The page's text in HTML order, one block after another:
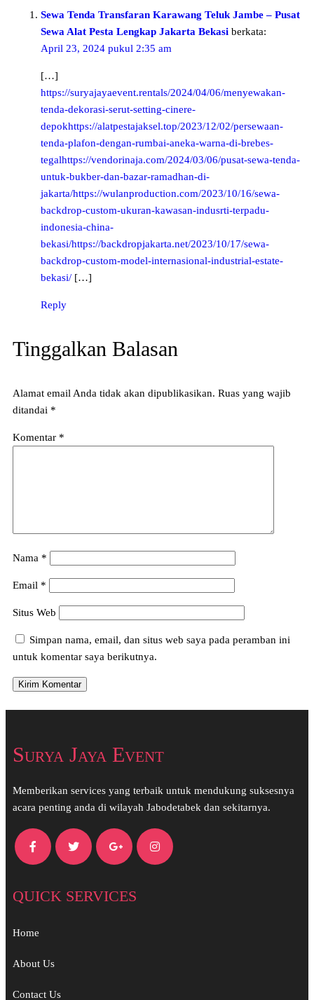
Sewa Tenda Transfaran Karawang Teluk Jambe – Pusat
Sewa Alat Pesta Lengkap Jakarta Bekasi berkata:
April 23, 2024 pukul 2:35 am
[…]
https://suryajayaevent.rentals/2024/04/06/menyewakan-
tenda-dekorasi-serut-setting-cinere-
depokhttps://alatpestajaksel.top/2023/12/02/persewaan-
tenda-plafon-dengan-rumbai-aneka-warna-di-brebes-
tegalhttps://vendorinaja.com/2024/03/06/pusat-sewa-tenda-
untuk-bukber-dan-bazar-ramadhan-di-
jakarta/https://wulanproduction.com/2023/10/16/sewa-
backdrop-custom-ukuran-kawasan-indusrti-terpadu-
indonesia-china-
bekasi/https://backdropjakarta.net/2023/10/17/sewa-
backdrop-custom-model-internasional-industrial-estate-
bekasi/ […]
Reply
Tinggalkan Balasan
Alamat email Anda tidak akan dipublikasikan. Ruas yang wajib
ditandai *
Komentar *
Nama *
Email *
Situs Web
Simpan nama, email, dan situs web saya pada peramban ini
untuk komentar saya berikutnya.
Surya Jaya Event
Memberikan services yang terbaik untuk mendukung suksesnya
acara penting anda di wilayah Jabodetabek dan sekitarnya.
QUICK SERVICES
Home
About Us
Contact Us